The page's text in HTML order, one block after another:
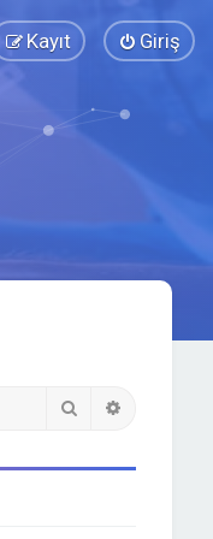
Giriş
Kayıt
Ara